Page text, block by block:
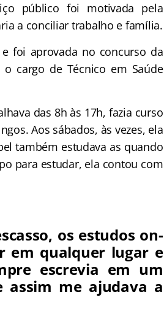
público foi motivada pela
a conciliar trabalho e família.
foi aprovada no concurso da
cargo de Técnico em Saúde
das 8h às 17h, fazia curso
Aos sábados, às vezes, ela
também estudava as quando
para estudar, ela contou com
os estudos on-
em qualquer lugar e
escrevia em um
assim me ajudava a